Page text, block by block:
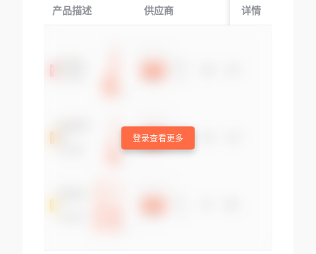
产品描述 供应商 起运国/地区
详情
登录查看更多